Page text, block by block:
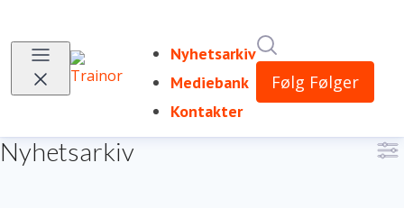
Nyhetsarkiv(current)
Mediebank
Kontakter
Følg Følger
Nyhetsarkiv